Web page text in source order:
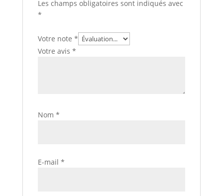
Les champs obligatoires sont indiqués avec
*
Votre note *
Votre avis *
Nom *
E-mail *